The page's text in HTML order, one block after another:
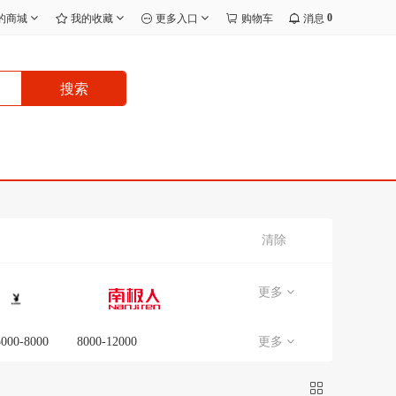
商城 我的收藏 更多入口 购物车 消息 0
搜索
清除
更多
8000 8000-12000 更多